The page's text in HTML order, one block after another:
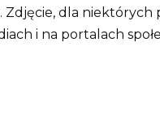
Zdjęcie, dla
i na portalach